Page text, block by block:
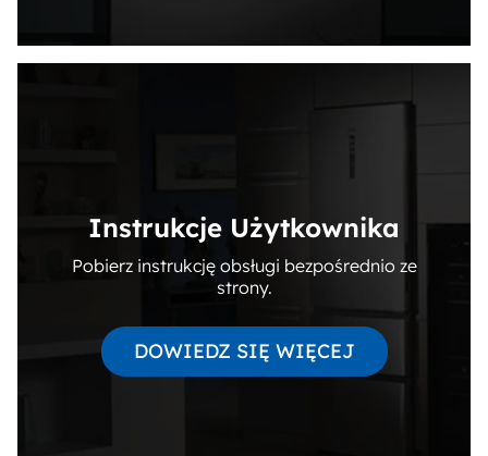
Instrukcje Użytkownika
Pobierz instrukcję obsługi bezpośrednio ze
strony.
DOWIEDZ SIĘ WIĘCEJ